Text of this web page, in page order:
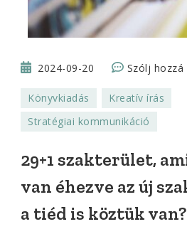
2024-09-20 Szólj
Könyvkiadás
Kreatív írás
Stratégiai kommunikáció
29+1 szakterület,
van éhezve az új
a tiéd is köztük van?